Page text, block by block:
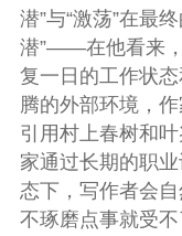
潜”与“激荡”在最
潜”——在他看来
复一日的工作状
腾的外部环境，
引用村上春树和
家通过长期的职
态下，写作者会
不琢磨点事就受不